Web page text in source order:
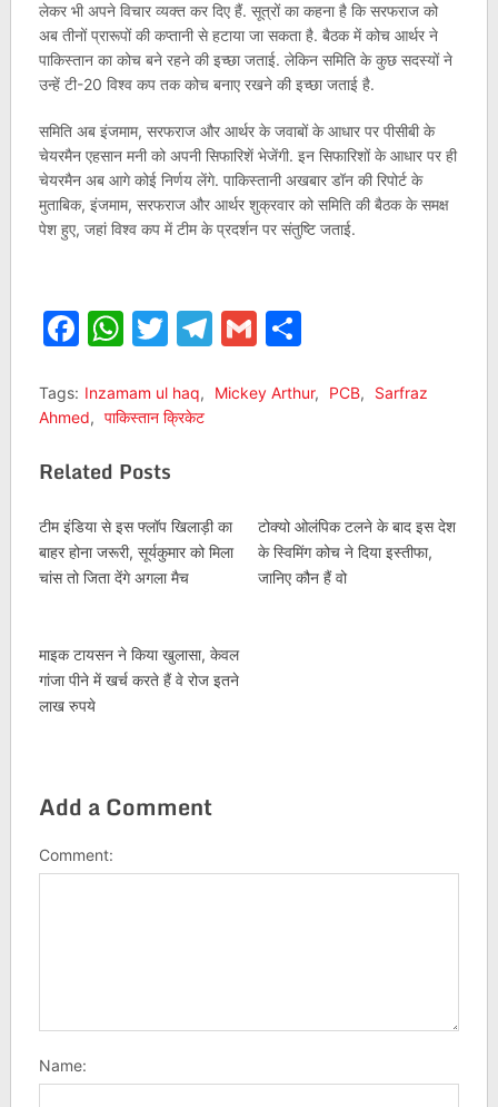
लेकर भी अपने विचार व्यक्त कर दिए हैं. सूत्रों का कहना है कि सरफराज को
अब तीनों प्रारूपों की कप्तानी से हटाया जा सकता है. बैठक में कोच आर्थर ने
पाकिस्तान का कोच बने रहने की इच्छा जताई. लेकिन समिति के कुछ सदस्यों ने
उन्हें टी-20 विश्व कप तक कोच बनाए रखने की इच्छा जताई है.
समिति अब इंजमाम, सरफराज और आर्थर के जवाबों के आधार पर पीसीबी के
चेयरमैन एहसान मनी को अपनी सिफारिशें भेजेंगी. इन सिफारिशों के आधार पर ही
चेयरमैन अब आगे कोई निर्णय लेंगे. पाकिस्तानी अखबार डॉन की रिपोर्ट के
मुताबिक, इंजमाम, सरफराज और आर्थर शुक्रवार को समिति की बैठक के समक्ष
पेश हुए, जहां विश्व कप में टीम के प्रदर्शन पर संतुष्टि जताई.
Facebook
WhatsApp
Twitter
Telegram
GmailShare
Tags: Inzamam ul haq, Mickey Arthur, PCB,
Sarfraz
Ahmed, पाकिस्तान क्रिकेट
Related Posts
टीम इंडिया से इस फ्लॉप खिलाड़ी का
बाहर होना जरूरी, सूर्यकुमार को मिला
चांस तो जिता देंगे अगला मैच
टोक्यो ओलंपिक टलने के बाद इस देश
के स्विमिंग कोच ने दिया इस्तीफा,
जानिए कौन हैं वो
माइक टायसन ने किया खुलासा, केवल
गांजा पीने में खर्च करते हैं वे रोज इतने
लाख रुपये
Add a Comment
Comment:
Name: